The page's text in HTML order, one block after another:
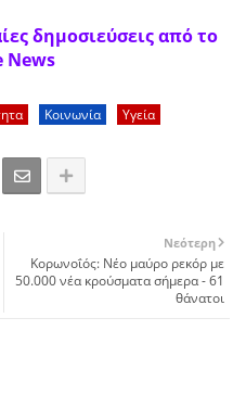
δημοσιεύσεις από το
News
Κοινωνία Υγεία
Νεότερη
Κορωνοΐός: Νέο μαύρο ρεκόρ με
50.000 νέα κρούσματα σήμερα - 61
θάνατοι